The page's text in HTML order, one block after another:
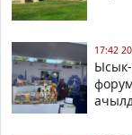
17:42